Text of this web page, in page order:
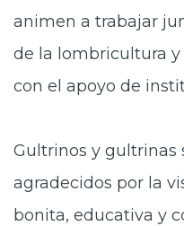
animen a trabajar
de la lombricultura
con el apoyo de
Gultrinos y gultrinas
agradecidos por la
bonita, educativa y